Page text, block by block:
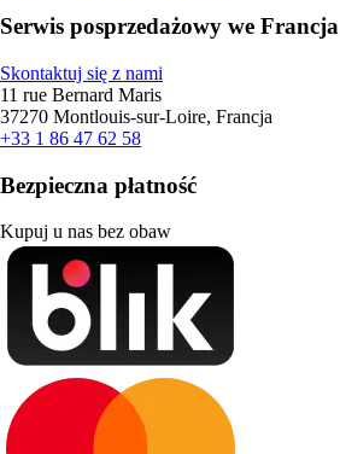
Serwis posprzedażowy we Francja
Skontaktuj się z nami
11 rue Bernard Maris
37270 Montlouis-sur-Loire, Francja
+33 1 86 47 62 58
Bezpieczna płatność
Kupuj u nas bez obaw